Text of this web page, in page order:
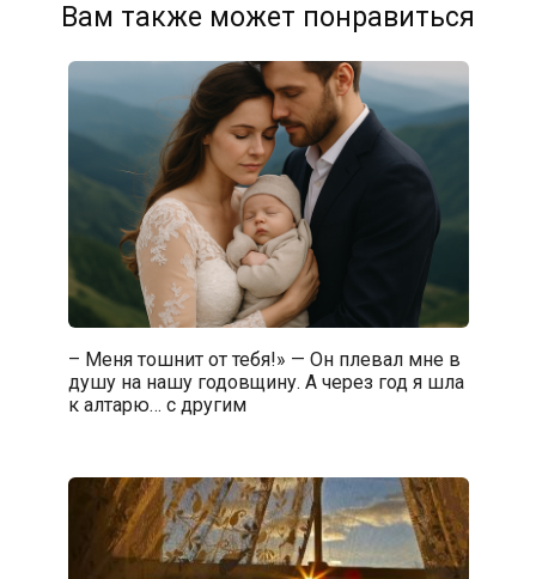
Вам также может понравиться
– Меня тошнит от тебя!» — Он плевал мне в
душу на нашу годовщину. А через год я шла
к алтарю… с другим